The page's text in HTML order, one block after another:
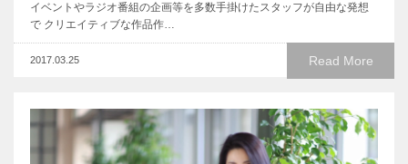
イベントやラジオ番組の企画等を多数手掛けたスタッフが自由な発想
で クリエイティブな作品作…
Read More
2017.03.25